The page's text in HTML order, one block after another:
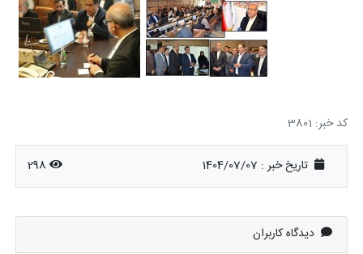
کد خبر: 3801
تاریخ خبر : 1404/07/07 298
دیدگاه کاربران